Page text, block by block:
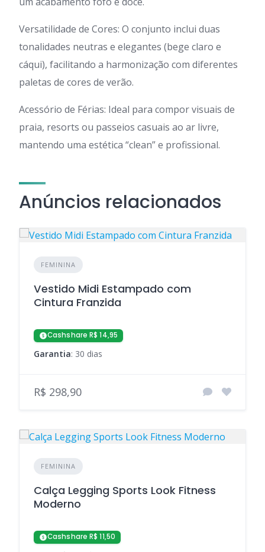
Versatilidade de Cores: O conjunto inclui duas
tonalidades neutras e elegantes (bege claro e
cáqui), facilitando a harmonização com diferentes
paletas de cores de verão.
Acessório de Férias: Ideal para compor visuais de
praia, resorts ou passeios casuais ao ar livre,
mantendo uma estética “clean” e profissional.
Anúncios relacionados
FEMININA
Vestido Midi Estampado com
Cintura Franzida
Cashshare R$ 14,95
Garantia: 30 dias
R$ 298,90
FEMININA
Calça Legging Sports Look Fitness
Moderno
Cashshare R$ 11,50